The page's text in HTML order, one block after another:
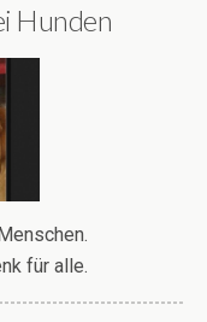
Hunden
für alle.